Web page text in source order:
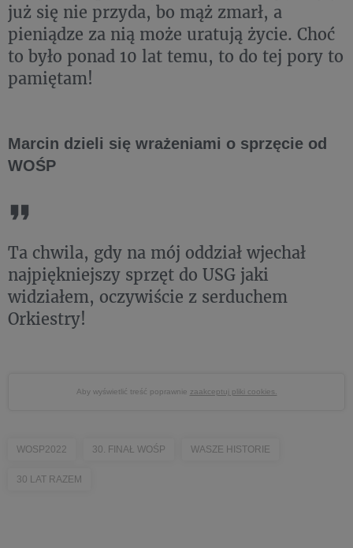
już się nie przyda, bo mąż zmarł, a
pieniądze za nią może uratują życie. Choć
to było ponad 10 lat temu, to do tej pory to
pamiętam!
Marcin dzieli się wrażeniami o sprzęcie od
WOŚP
Ta chwila, gdy na mój oddział wjechał
najpiękniejszy sprzęt do USG jaki
widziałem, oczywiście z serduchem
Orkiestry!
Aby wyświetlić treść poprawnie zaakceptuj pliki cookies.
WOSP2022 30. FINAŁ WOŚP WASZE HISTORIE
30 LAT RAZEM